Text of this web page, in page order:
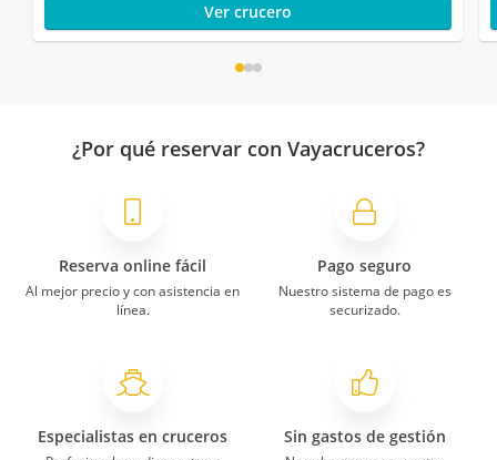
Ver crucero
¿Por qué reservar con Vayacruceros?
Reserva online fácil
Al mejor precio y con asistencia en
línea.
Pago seguro
Nuestro sistema de pago es
securizado.
Especialistas en cruceros Sin gastos de gestión